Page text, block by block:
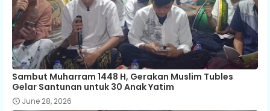
Sambut Muharram 1448 H, Gerakan Muslim Tubles
Gelar Santunan untuk 30 Anak Yatim
June 28, 2026